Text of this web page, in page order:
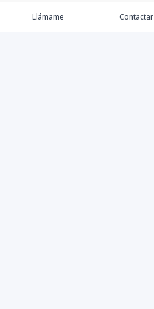
Llámame Contactar